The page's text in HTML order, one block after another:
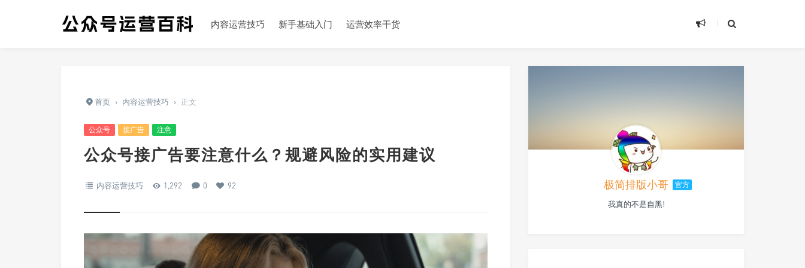
内容运营技巧 新手基础入门 运营效率干货
首页 › 内容运营技巧 › 正文
公众号 接广告 注意
公众号接广告要注意什么？规避风险的实用建议
内容运营技巧 1,292 0 92 极简排版小哥 官方
我真的不是自黑!